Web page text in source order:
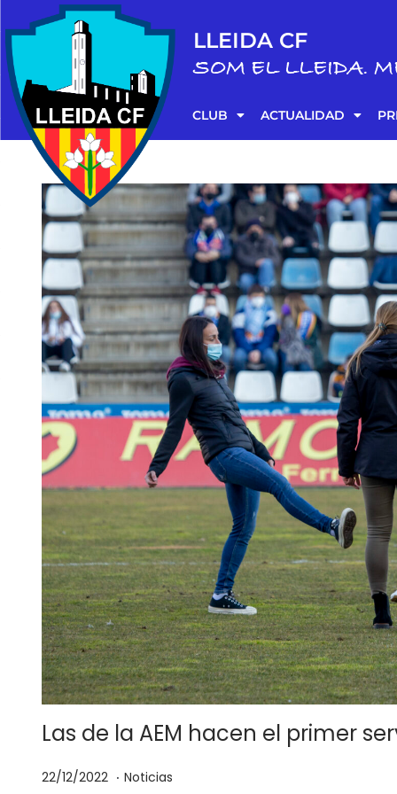
LLEIDA CF
SOM EL LLEIDA.
CLUB ACTUALIDAD
Las de la AEM hacen el primer
P
22/12/2022 2. P
Noticias